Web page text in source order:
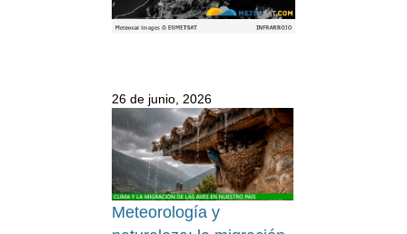
26 de junio, 2026
Meteorología y